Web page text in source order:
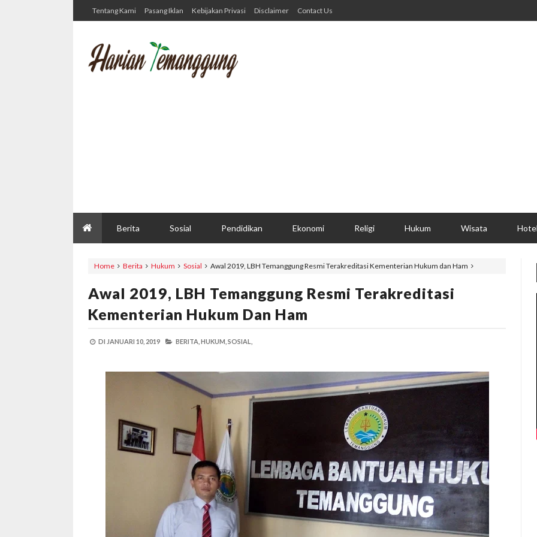
Tentang Kami Pasang Iklan Kebijakan Privasi Disclaimer Contact Us
Berita Sosial Pendidikan Ekonomi Religi Hukum Wisata Hotel
Home Berita Hukum Sosial Awal 2019, LBH Temanggung Resmi Terakreditasi Kementerian Hukum dan Ham
Awal 2019, LBH Temanggung Resmi Terakreditasi
Kementerian Hukum Dan Ham
DI JANUARI 10, 2019 BERITA, HUKUM, SOSIAL,